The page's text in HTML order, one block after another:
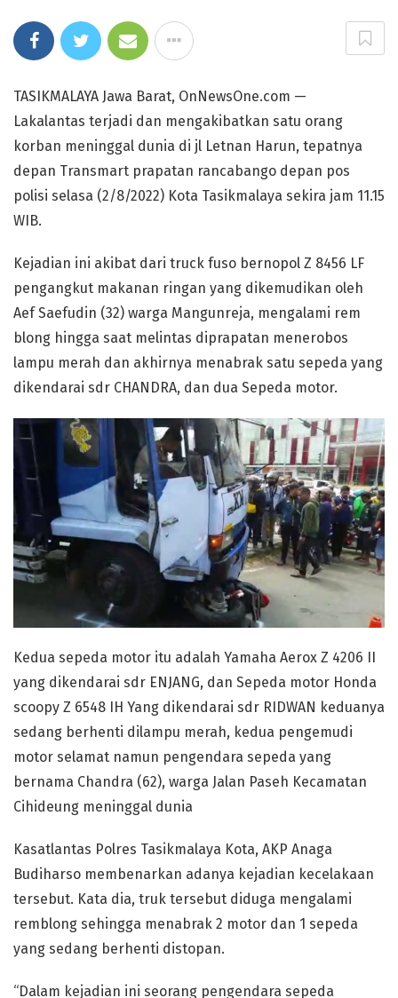
TASIKMALAYA Jawa Barat, OnNewsOne.com —
Lakalantas terjadi dan mengakibatkan satu orang
korban meninggal dunia di jl Letnan Harun, tepatnya
depan Transmart prapatan rancabango depan pos
polisi selasa (2/8/2022) Kota Tasikmalaya sekira jam 11.15
WIB.
Kejadian ini akibat dari truck fuso bernopol Z 8456 LF
pengangkut makanan ringan yang dikemudikan oleh
Aef Saefudin (32) warga Mangunreja, mengalami rem
blong hingga saat melintas diprapatan menerobos
lampu merah dan akhirnya menabrak satu sepeda yang
dikendarai sdr CHANDRA, dan dua Sepeda motor.
Kedua sepeda motor itu adalah Yamaha Aerox Z 4206 II
yang dikendarai sdr ENJANG, dan Sepeda motor Honda
scoopy Z 6548 IH Yang dikendarai sdr RIDWAN keduanya
sedang berhenti dilampu merah, kedua pengemudi
motor selamat namun pengendara sepeda yang
bernama Chandra (62), warga Jalan Paseh Kecamatan
Cihideung meninggal dunia
Kasatlantas Polres Tasikmalaya Kota, AKP Anaga
Budiharso membenarkan adanya kejadian kecelakaan
tersebut. Kata dia, truk tersebut diduga mengalami
remblong sehingga menabrak 2 motor dan 1 sepeda
yang sedang berhenti distopan.
“Dalam kejadian ini seorang pengendara sepeda